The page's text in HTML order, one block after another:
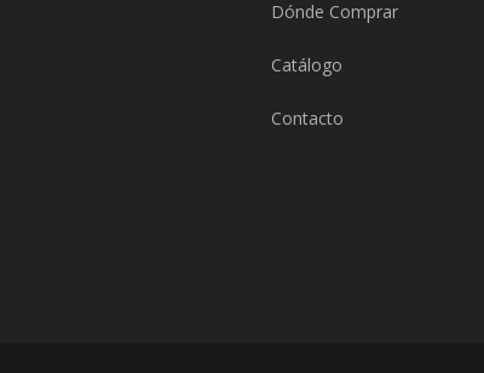
Dónde Comprar
Catálogo
Contacto